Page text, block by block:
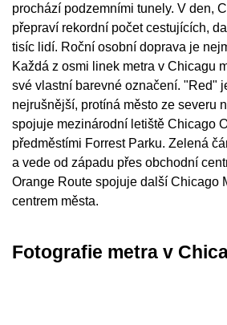
prochází podzemními tunely. V den,
přepraví rekordní počet cestujících,
tisíc lidí. Roční osobní doprava je
Každá z osmi linek metra v Chicagu
své vlastní barevné označení. "Red"
nejrušnější, protíná město ze severu
spojuje mezinárodní letiště Chicago
předměstími Forrest Parku. Zelená
a vede od západu přes obchodní
Orange Route spojuje další Chicago
centrem města.
Fotografie metra v